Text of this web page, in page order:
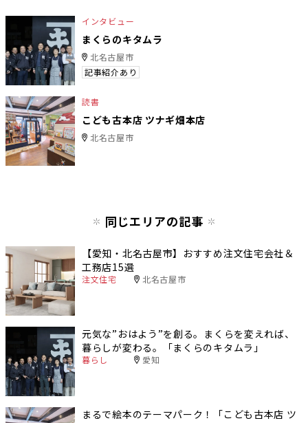
インタビュー
まくらのキタムラ
北名古屋市
記事紹介あり
読書
こども古本店 ツナギ畑本店
北名古屋市
同じエリアの記事
【愛知・北名古屋市】おすすめ注文住宅会社＆
工務店15選
注文住宅 北名古屋市
元気な”おはよう”を創る。まくらを変えれば、
暮らしが変わる。「まくらのキタムラ」
暮らし 愛知
まるで絵本のテーマパーク！「こども古本店 ツ